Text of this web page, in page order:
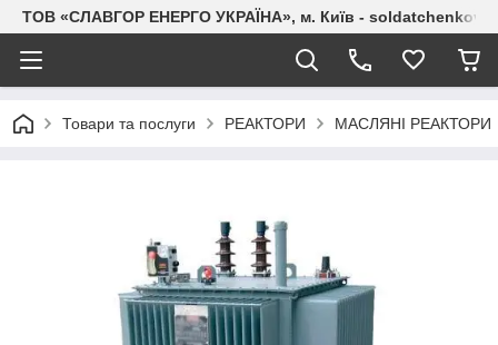
ТОВ «СЛАВГОР ЕНЕРГО УКРАЇНА», м. Київ -
Товари та послуги РЕАКТОРИ МАСЛЯНІ РЕАКТОРИ